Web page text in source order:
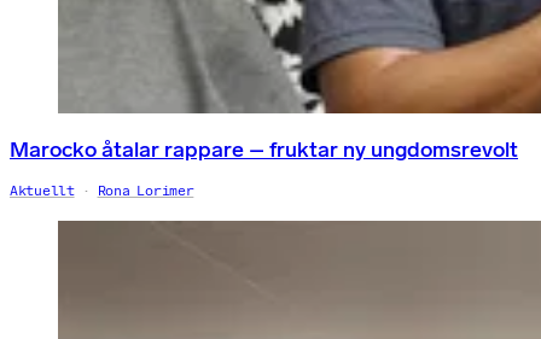
Marocko åtalar rappare – fruktar ny ungdomsrevolt
Aktuellt Rona Lorimer